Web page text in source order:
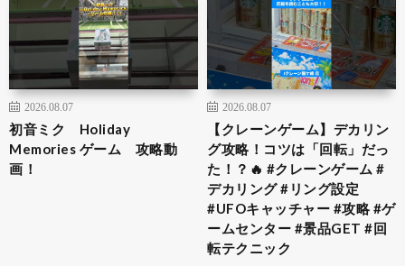
2026.08.07
初音ミク Holiday
Memories ゲーム 攻略動
画！
2026.08.07
【クレーンゲーム】デカリン
グ攻略！コツは「回転」だっ
た！？🔥 #クレーンゲーム #
デカリング #リング設定
#UFOキャッチャー #攻略 #ゲ
ームセンター #景品GET #回
転テクニック